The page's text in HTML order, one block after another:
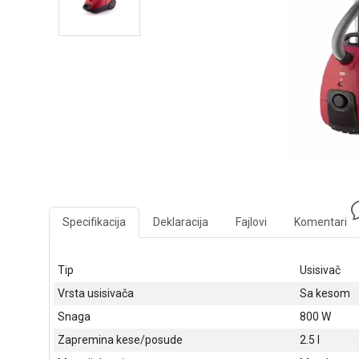
Specifikacija Deklaracija Fajlovi Komentari
Tip
Usisivač
Vrsta usisivača
Sa kesom
Snaga
800 W
Zapremina kese/posude
2.5 l